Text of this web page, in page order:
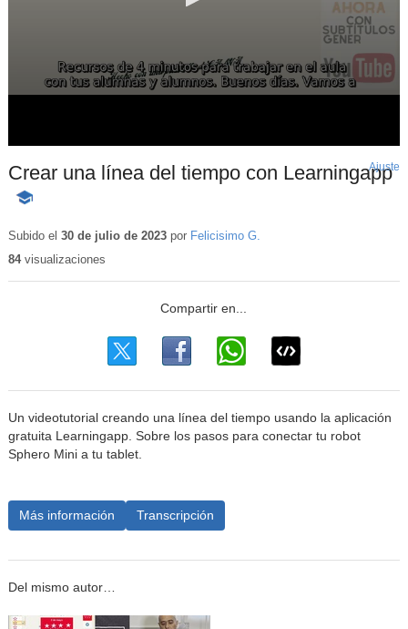
Crear una línea del tiempo con Learningapp
-
educativo
Ajuste
Subido el 30 de julio de 2023por Felicisimo G.
84visualizaciones
Un videotutorial creando una línea del tiempo usando la aplicación
gratuita Learningapp. Sobre los pasos para conectar tu robot
Sphero Mini a tu tablet.
Más información Transcripción
Del mismo autor…